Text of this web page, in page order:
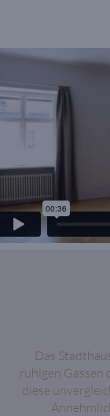
Das
ruhigen Gassen
diese